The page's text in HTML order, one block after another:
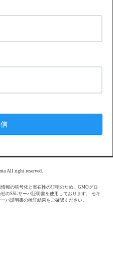
All right reserved.
報の暗号化と実在性の証明のため、GMOグロ
のSSLサーバ証明書を使用しております。 セキ
バ証明書の検証結果をご確認ください。